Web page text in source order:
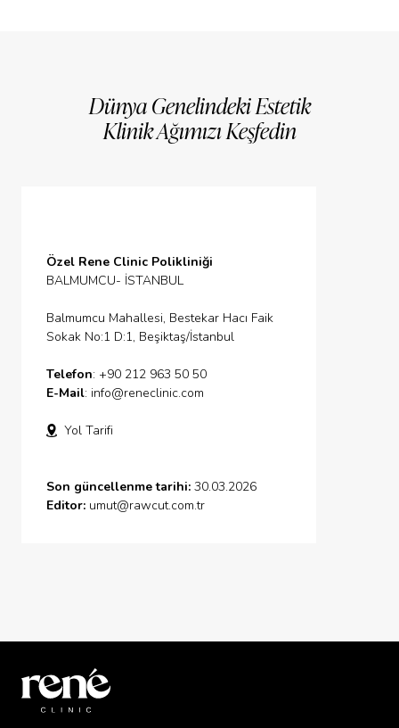
Dünya Genelindeki Estetik
Klinik Ağımızı Keşfedin
Özel Rene Clinic Polikliniği
BALMUMCU- İSTANBUL
Balmumcu Mahallesi, Bestekar Hacı Faik
Sokak No:1 D:1, Beşiktaş/İstanbul
Telefon: +90 212 963 50 50
E-Mail: info@reneclinic.com
Yol Tarifi
Son güncellenme tarihi: 30.03.2026
Editor: umut@rawcut.com.tr